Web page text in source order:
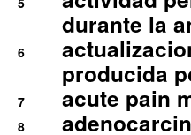
durante la
6
producida
7 acute pain
8